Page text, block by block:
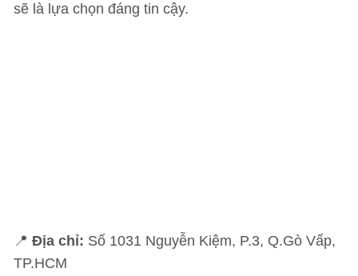
sẽ là lựa chọn đáng tin cậy.
📍 Địa chỉ: Số 1031 Nguyễn Kiệm, P.3, Q.Gò Vấp,
TP.HCM